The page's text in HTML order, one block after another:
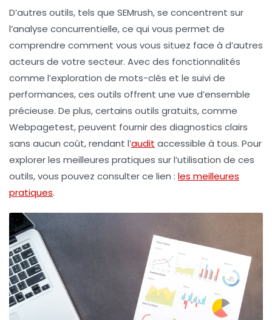
D’autres outils, tels que SEMrush, se concentrent sur
l’analyse concurrentielle, ce qui vous permet de
comprendre comment vous vous situez face à d’autres
acteurs de votre secteur. Avec des fonctionnalités
comme l’exploration de mots-clés et le suivi de
performances, ces outils offrent une vue d’ensemble
précieuse. De plus, certains outils gratuits, comme
Webpagetest, peuvent fournir des diagnostics clairs
sans aucun coût, rendant l’audit accessible à tous. Pour
explorer les meilleures pratiques sur l’utilisation de ces
outils, vous pouvez consulter ce lien : les meilleures
pratiques.